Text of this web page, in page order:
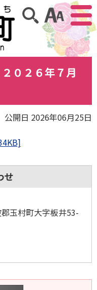
アクセ
サイト内検索
０２６年７月
公開日 2026年06月25日
せ
玉村町大字板井53-